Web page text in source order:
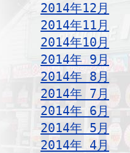
2014年12月
2014年11月
2014年10月
2014年 9月
2014年 8月
2014年 7月
2014年 6月
2014年 5月
2014年 4月